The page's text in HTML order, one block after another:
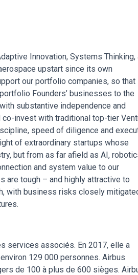
Innovation, Systems Thinking,
upstart since its own
our portfolio companies, so that
Founders’ businesses to the
substantive independence and
invest with traditional top-tier
speed of diligence and
of extraordinary startups whose
but from as far afield as AI,
and system value to our
are tough – and highly attractive to
with business risks closely
services associés. En 2017, elle a
129 000 personnes. Airbus
de 100 à plus de 600 sièges.